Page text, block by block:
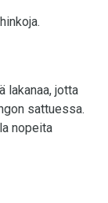
lakanaa, jotta
sattuessa.
nopeita